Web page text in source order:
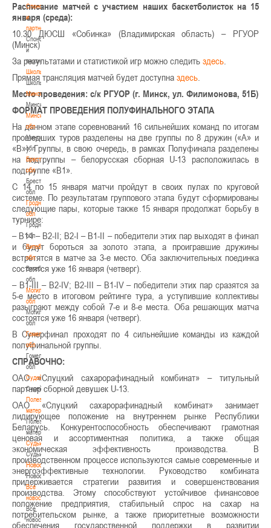
Спонсоры
и
партнеры
Спонсоры
и
партнеры
Школы
Школы
Минск
Минск
Минская
обл
Минская
обл
Брестская
обл
Брестская
обл
Гродненская
обл
Гродненская
обл
Витебская
обл
Витебская
обл
Могилевская
обл
Могилевская
обл
Гомельская
обл
Гомельская
обл
Судейство
Судейство
Полезные
материалы
Полезные
материалы
Судьи
Судьи
Новости
Новости
Все
новости
Все
новости
Расписание матчей с участием наших баскетболисток на 15
января (среда):
10.30 ДЮСШ «Собинка» (Владимирская область) – РГУОР
(Минск)
За результатами и статистикой игр можно следить здесь
Прямая трансляция матчей будет доступна здесь
Место проведения: с/к РГУОР (г. Минск, ул. Филимонова, 51Б)
ФОРМАТ ПРОВЕДЕНИЯ ПОЛУФИНАЛЬНОГО ЭТАПА
На данном этапе соревнований 16 сильнейших команд по итогам
прошедших туров разделены на две группы по 8 дружин («А» и
«В»). Группы, в свою очередь, в рамках Полуфинала разделены
на подгруппы – белорусская сборная U-13 расположилась в
подгруппе «В1».
С 14 по 15 января матчи пройдут в своих пулах по круговой
системе. По результатам группового этапа будут сформированы
следующие пары, которые также 15 января продолжат борьбу в
турнире:
– В1-I – B2-II; B2-I – В1-II – победители этих пар выходят в финал
и будут бороться за золото этапа, а проигравшие дружины
встретятся в матче за 3-е место. Оба заключительных поединка
состоятся уже 16 января (четверг).
– В1-III – B2-IV; B2-III – В1-IV – победители этих пар сразятся за
5-е место в итоговом рейтинге тура, а уступившие коллективы
разыграют между собой 7-е и 8-е места. Оба решающих матча
состоятся уже 16 января (четверг).
В Суперфинал проходят по 4 сильнейшие команды из каждой
полуфинальной группы.
СПРАВОЧНО:
ОАО «Слуцкий сахарорафинадный комбинат» – титульный
партнер сборной девушек U-13.
ОАО «Слуцкий сахарорафинадный комбинат» занимает
лидирующее положение на внутреннем рынке Республики
Беларусь. Конкурентоспособность обеспечивают грамотная
ценовая и ассортиментная политика, а также общая
экономическая эффективность производства. В
производственном процессе используются самые современные и
энергоэффективные технологии. Руководство комбината
придерживается стратегии развития и совершенствования
производства. Этому способствуют устойчивое финансовое
положение предприятия, стабильный спрос на сахар на
потребительском рынке, а также приоритетные возможности
обеспечения государственной поддержки в развитии